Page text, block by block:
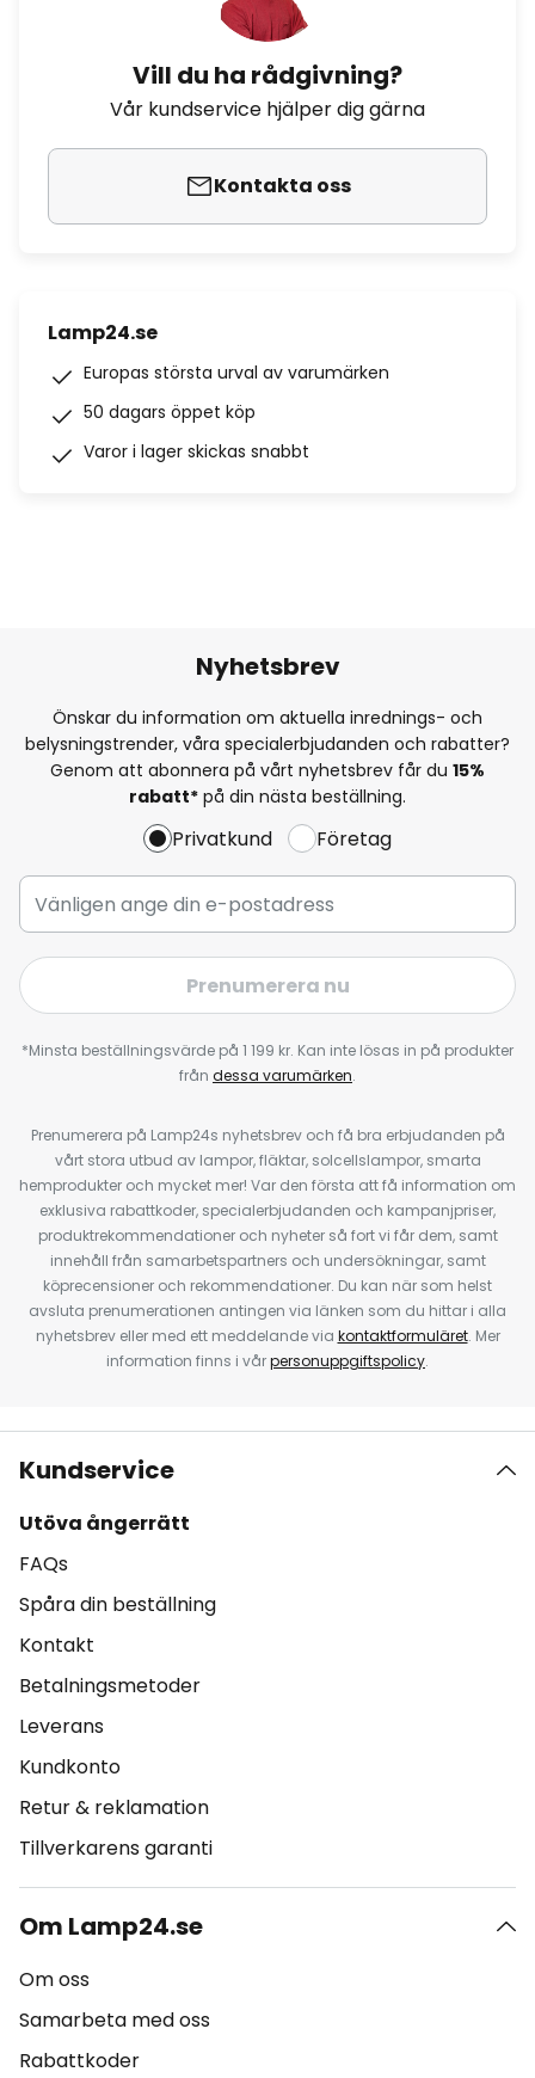
Vill du ha rådgivning?
Vår kundservice hjälper dig gärna
Kontakta oss
Lamp24.se
Europas största urval av varumärken
50 dagars öppet köp
Varor i lager skickas snabbt
Nyhetsbrev
Önskar du information om aktuella inrednings- och
belysningstrender, våra specialerbjudanden och rabatter?
Genom att abonnera på vårt nyhetsbrev får du 15%
rabatt* på din nästa beställning.
Privatkund Företag
Prenumerera nu
*Minsta beställningsvärde på 1 199 kr. Kan inte lösas in på produkter
från dessa varumärken.
Prenumerera på Lamp24s nyhetsbrev och få bra erbjudanden på
vårt stora utbud av lampor, fläktar, solcellslampor, smarta
hemprodukter och mycket mer! Var den första att få information om
exklusiva rabattkoder, specialerbjudanden och kampanjpriser,
produktrekommendationer och nyheter så fort vi får dem, samt
innehåll från samarbetspartners och undersökningar, samt
köprecensioner och rekommendationer. Du kan när som helst
avsluta prenumerationen antingen via länken som du hittar i alla
nyhetsbrev eller med ett meddelande via kontaktformuläret. Mer
information finns i vårpersonuppgiftspolicy.
Kundservice
Utöva ångerrätt
FAQs
Spåra din beställning
Kontakt
Betalningsmetoder
Leverans
Kundkonto
Retur & reklamation
Tillverkarens garanti
Om Lamp24.se
Om oss
Samarbeta med oss
Rabattkoder